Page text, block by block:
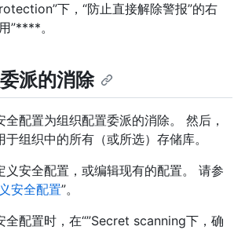
下，“防止直接解除警报”的右
”****。
派的消除
全配置为组织配置委派的消除。 然后，
组织中的所有（或所选）存储库。
义安全配置，或编辑现有的配置。 请参
安全配置”。
全配置时，在“”Secret scanning下，确